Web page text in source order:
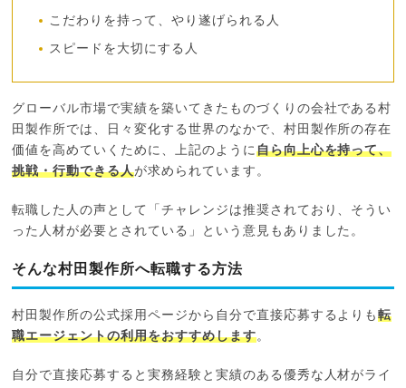
こだわりを持って、やり遂げられる人
スピードを大切にする人
グローバル市場で実績を築いてきたものづくりの会社である村
田製作所では、日々変化する世界のなかで、村田製作所の存在
価値を高めていくために、上記のように自ら向上心を持って、
挑戦・行動できる人が求められています。
転職した人の声として「チャレンジは推奨されており、そうい
った人材が必要とされている」という意見もありました。
そんな村田製作所へ転職する方法
村田製作所の公式採用ページから自分で直接応募するよりも転
職エージェントの利用をおすすめします。
自分で直接応募すると実務経験と実績のある優秀な人材がライ